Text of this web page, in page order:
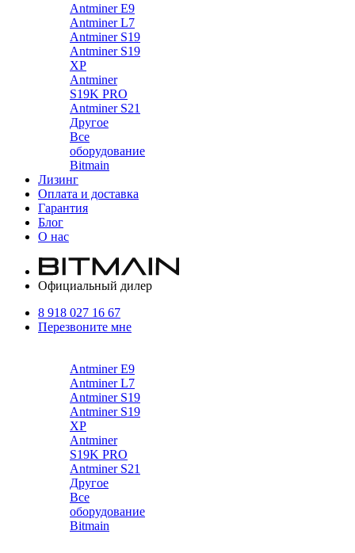
Antminer E9
Antminer L7
Antminer S19
Antminer S19
XP
Antminer
S19K PRO
Antminer S21
Другое
Все
оборудование
Bitmain
Лизинг
Оплата и доставка
Гарантия
Блог
О нас
Официальный дилер
8 918 027 16 67
Перезвоните мне
Antminer E9
Antminer L7
Antminer S19
Antminer S19
XP
Antminer
S19K PRO
Antminer S21
Другое
Все
оборудование
Bitmain